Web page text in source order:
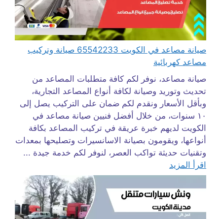
صيانة مصاعد في الكويت 65542233 صيانة وتركيب
مصاعد كهربائية
صيانة مصاعد، نوفر لكم كافة متطلبات المصاعد من
تحديث وتوريد وصيانة لكافة أنواع المصاعد التجارية،
وبأقل الأسعار ونقدم لكم ضمان على التركيب يصل إلى
١٠ سنوات، من خلال أفضل فنيين صيانة مصاعد في
الكويت لديهم خبرة عريقة في تركيب المصاعد بكافة
أنواعها، ويقومون بصيانة الاسانسيرات وتصليحها بمعدات
وتقنيات حديثة تواكب العصر، لنوفر لكم خدمة جيدة ...
اقرأ المزيد